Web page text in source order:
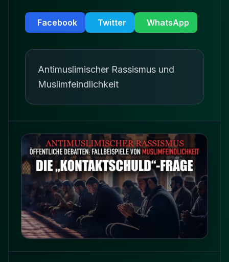
Facebook Twitter WhatsApp
Antimuslimischer Rassismus und
Muslimfeindlichkeit